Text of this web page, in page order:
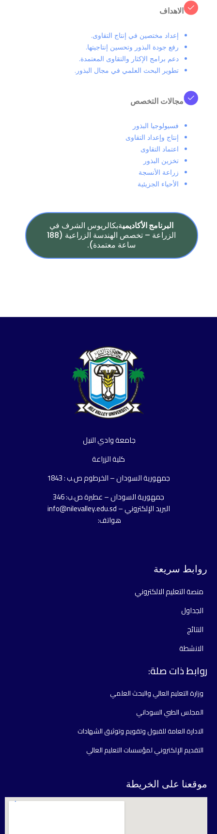
الاهداف
إعداد مختصين في إنتاج التقاوى.
رفع جودة البذور وتحسين إنتاجيتها.
دعم برامج الإكثار والتقاوى المعتمدة.
تطوير البحث العلمي في مجال البذور.
مجالات التخصص
فسيولوجيا البذور
إنتاج وإعداد التقاوى
اعتماد التقاوى
تخزين البذور
زراعة الأنسجة
الأحياء الجزيئية
البرنامج الأكاديميةبكالريوس الشرف في
الزراعة – تخصص الهندسة الزراعية (188
ساعة معتمدة).
جامعة وادي النيل
كلية الزراعة
جمهورية السودان – الخرطوم ص.ب : 1843
جمهورية السودان – عطبرة ص.ب: 346
البريد الإلكتروني – info@nilevalley.edu.sd
هواتف:
روابط سريعة
منصة التعليم الالكتروني
الجداول
النتائج
الانشطة
روابط ذات صلة:
وزارة التعليم العالي والبحث العلمي
المجلس الطبي السوداني
الادارة العامة للقبول وتقويم وتوثيق الشهادات
التقديم الإلكتروني لمؤسسات التعليم العالي
موقعنا على الخريطة